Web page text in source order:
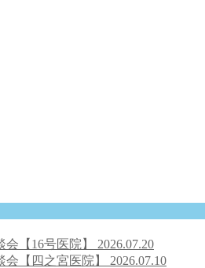
【16号医院】 2026.07.20
【四之宮医院】 2026.07.10